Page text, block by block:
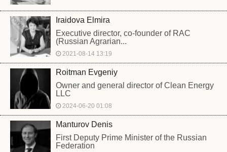
Iraidova Elmira
Executive director, co-founder of RAC
(Russian Agrarian...
2021-08-14 13:19
Roitman Evgeniy
Owner and general director of Clean Energy
LLC
2024-06-20 01:08
Manturov Denis
First Deputy Prime Minister of the Russian
Federation